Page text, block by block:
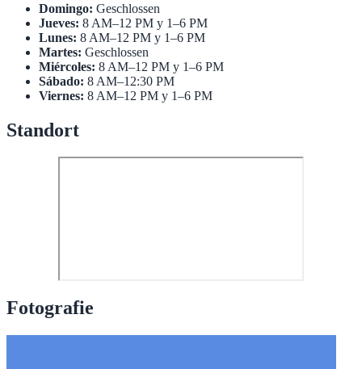
Domingo: Geschlossen
Jueves: 8 AM–12 PM y 1–6 PM
Lunes: 8 AM–12 PM y 1–6 PM
Martes: Geschlossen
Miércoles: 8 AM–12 PM y 1–6 PM
Sábado: 8 AM–12:30 PM
Viernes: 8 AM–12 PM y 1–6 PM
Standort
Fotografie